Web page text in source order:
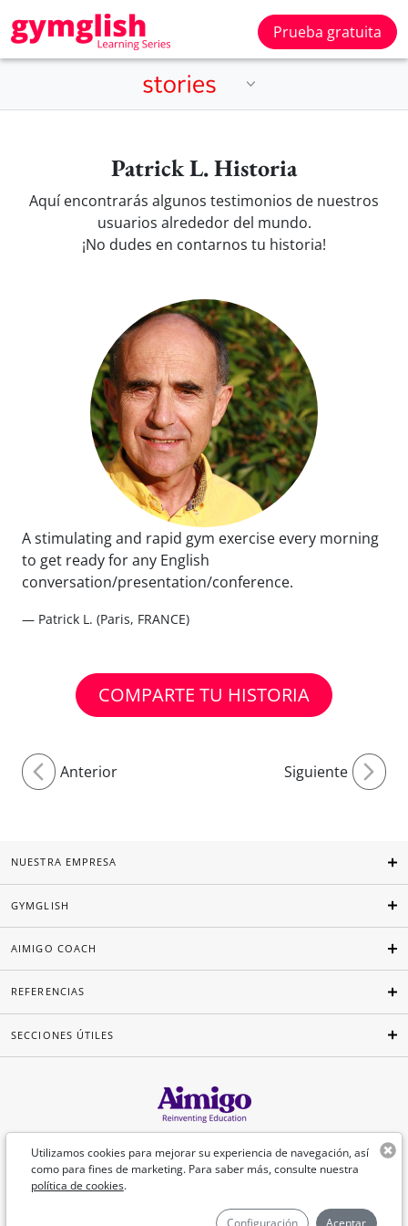
Prueba gratuita
Patrick L. Historia
Aquí encontrarás algunos testimonios de nuestros
usuarios alrededor del mundo.
¡No dudes en contarnos tu historia!
A stimulating and rapid gym exercise every morning
to get ready for any English
conversation/presentation/conference.
— Patrick L. (Paris, FRANCE)
COMPARTE TU HISTORIA
Anterior Siguiente
Utilizamos cookies para mejorar su experiencia de navegación, así
como para fines de marketing. Para saber más, consulte nuestra
política de cookies.
Configuración Aceptar
NUESTRA EMPRESA
GYMGLISH
AIMIGO COACH
REFERENCIAS
SECCIONES ÚTILES
Español